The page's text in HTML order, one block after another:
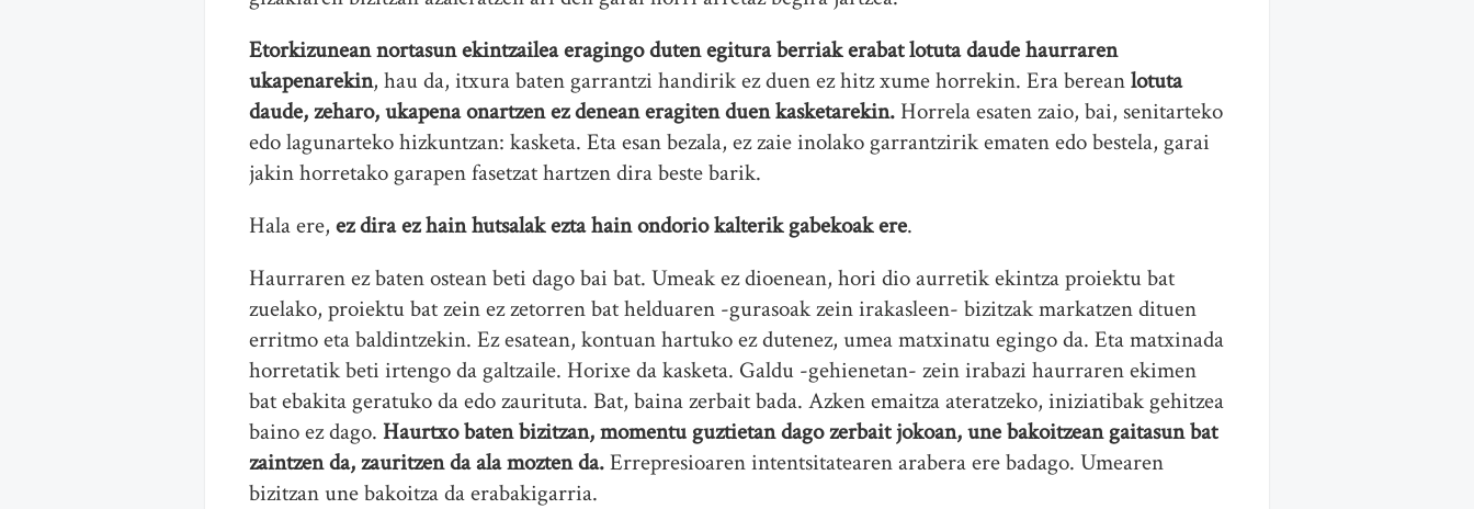
Etorkizunean nortasun ekintzailea eragingo duten egitura berriak erabat lotuta daude haurraren
ukapenarekin, hau da, itxura baten garrantzi handirik ez duen ez hitz xume horrekin. Era bereanlotuta
daude, zeharo, ukapena onartzen ez denean eragiten duen kasketarekin. Horrela esaten zaio, bai, senitarteko
edo lagunarteko hizkuntzan: kasketa. Eta esan bezala, ez zaie inolako garrantzirik ematen edo bestela, garai
jakin horretako garapen fasetzat hartzen dira beste barik.
Hala ere, ez dira ez hain hutsalak ezta hain ondorio kalterik gabekoak ere.
Haurraren ez baten ostean beti dago bai bat. Umeak ez dioenean, hori dio aurretik ekintza proiektu bat
zuelako, proiektu bat zein ez zetorren bat helduaren -gurasoak zein irakasleen- bizitzak markatzen dituen
erritmo eta baldintzekin. Ez esatean, kontuan hartuko ez dutenez, umea matxinatu egingo da. Eta matxinada
horretatik beti irtengo da galtzaile. Horixe da kasketa. Galdu -gehienetan- zein irabazi haurraren ekimen
bat ebakita geratuko da edo zaurituta. Bat, baina zerbait bada. Azken emaitza ateratzeko, iniziatibak gehitzea
baino ez dago. Haurtxo baten bizitzan, momentu guztietan dago zerbait jokoan, une bakoitzean gaitasun bat
zaintzen da, zauritzen da ala mozten da.Errepresioaren intentsitatearen arabera ere badago. Umearen
bizitzan une bakoitza da erabakigarria.